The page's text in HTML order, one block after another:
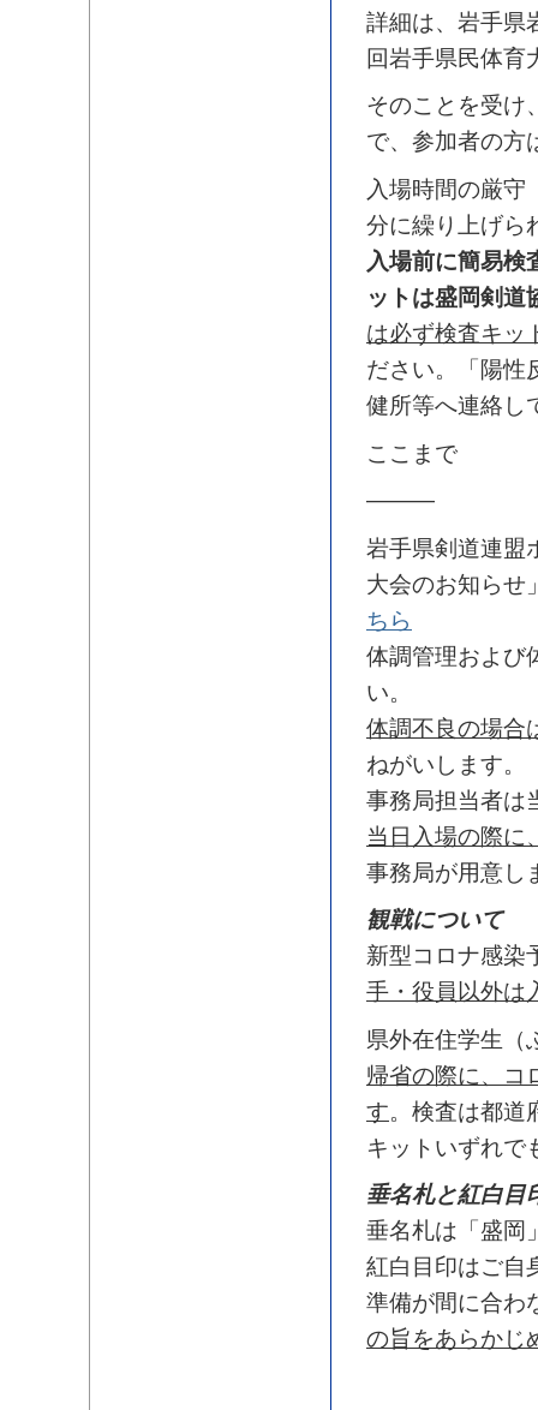
詳細は、岩手県
回岩手県民体育
そのことを受け
で、参加者の方
入場時間の厳守
分に繰り上げら
入場前に簡易検
ットは盛岡剣道
は必ず検査キッ
ださい。「陽性
健所等へ連絡し
ここまで
———
岩手県剣道連盟
大会のお知らせ
ちら
体調管理および
い。
体調不良の場合
ねがいします。
事務局担当者は
当日入場の際に
事務局が用意し
観戦について
新型コロナ感染
手・役員以外は
県外在住学生（
帰省の際に、コ
す。検査は都道
キットいずれで
垂名札と紅白目
垂名札は「盛岡
紅白目印はご自
準備が間に合わ
の旨をあらかじ